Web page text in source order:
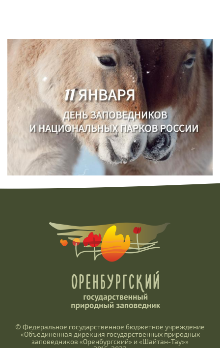
© Федеральное государственное бюджетное учреждение
«Объединенная дирекция государственных природных
заповедников «Оренбургский» и «Шайтан-Тау»»